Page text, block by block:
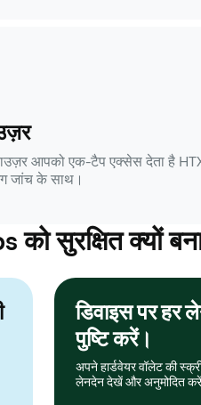
आपको एक-टैप एक्सेस देता है
जांच के साथ।
को सुरक्षित क्यों
डिवाइस पर हर
पुष्टि करें।
अपने हार्डवेयर वॉलेट की
लेनदेन देखें और अनुमोदित